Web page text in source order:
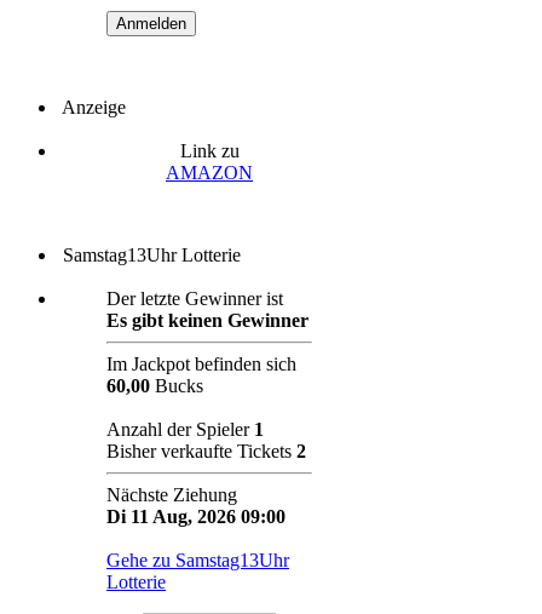
Anzeige
Link zu
AMAZON
Samstag13Uhr Lotterie
Der letzte Gewinner ist
Es gibt keinen Gewinner
Im Jackpot befinden sich
60,00 Bucks
Anzahl der Spieler 1
Bisher verkaufte Tickets 2
Nächste Ziehung
Di 11 Aug, 2026 09:00
Gehe zu Samstag13Uhr
Lotterie